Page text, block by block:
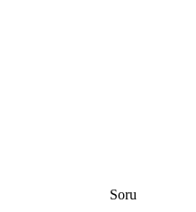
Soru